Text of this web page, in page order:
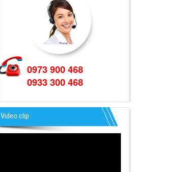
0973 900 468
0933 300 468
Video clip